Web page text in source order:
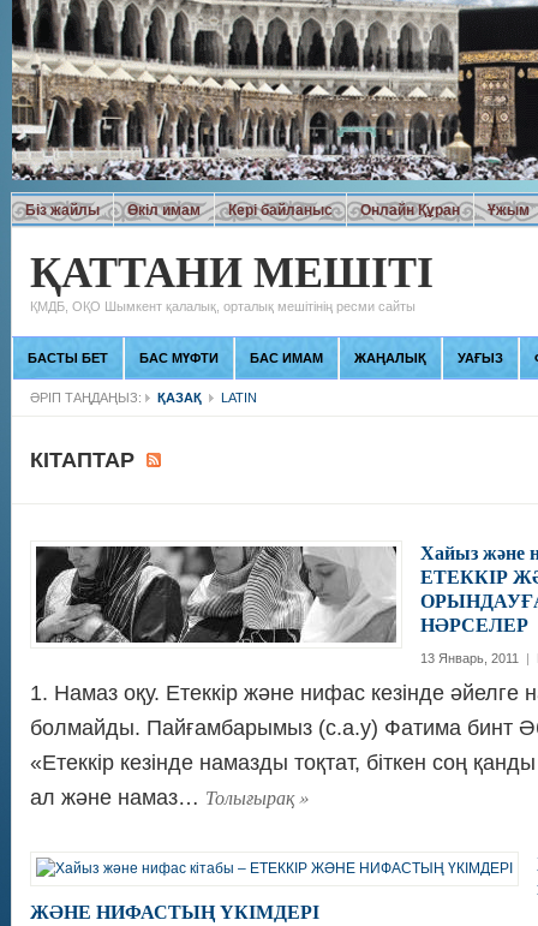
Біз жайлы Өкіл имам Кері байланыс Онлайн Құран Ұжым
ҚАТТАНИ МЕШІТІ
ҚМДБ, ОҚО Шымкент қалалық, орталық мешітінің ресми сайты
БАСТЫ БЕТ БАС МҮФТИ БАС ИМАМ ЖАҢАЛЫҚ УАҒЫЗ
ӘРІП ТАҢДАҢЫЗ: ҚАЗАҚ LATIN
КІТАПТАР
Хайыз және
ЕТЕККІР
НӘРСЕЛЕР
13 Январь, 2011 |
1. Намаз оқу. Етеккір және нифас кезінде әйелге
болмайды. Пайғамбарымыз (с.а.у) Фатима бинт
«Етеккір кезінде намазды тоқтат, біткен соң
ал және намаз… Толығырақ»
ЖӘНЕ НИФАСТЫҢ ҮКІМДЕРІ